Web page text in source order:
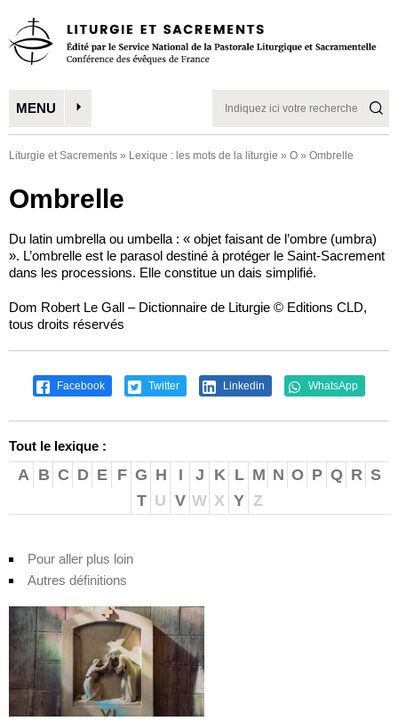
MENU
Liturgie et Sacrements » Lexique : les mots de la liturgie » O » Ombrelle
Ombrelle
Du latin umbrella ou umbella : « objet faisant de l’ombre (umbra)
». L’ombrelle est le parasol destiné à protéger le Saint-Sacrement
dans les processions. Elle constitue un dais simplifié.
Dom Robert Le Gall – Dictionnaire de Liturgie © Editions CLD,
tous droits réservés
Facebook Twitter Linkedin WhatsApp
Tout le lexique :
A B C D E F G H I J K L M N O P Q R S
T U V W X Y Z
Pour aller plus loin
Autres définitions